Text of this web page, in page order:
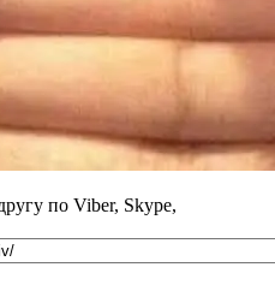
по Viber, Skype,